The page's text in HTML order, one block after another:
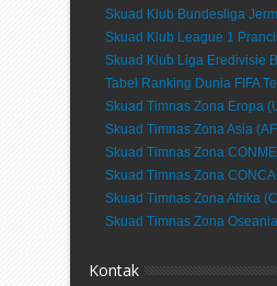
Skuad Klub Bundesliga
Skuad Klub League 1
Skuad Klub Liga Eredivisie
Tabel Ranking Dunia FIFA
Skuad Timnas Zona Eropa
Skuad Timnas Zona Asia
Skuad Timnas Zona
Skuad Timnas Zona
Skuad Timnas Zona Afrika
Skuad Timnas Zona
Kontak